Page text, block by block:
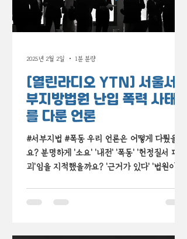
[열린라디오 YTN] 서울서
부지방법원 난입 폭력 사태
를 다룬 언론
#서부지법 #폭동 우리 언론은 어떻게 다뤘을까
요? 분명하게 '소요' '내전' '폭동' '헌정질서 파
괴'임을 지적했을까요? '근거가 있다' '법원이 잘
2025년 2월 2일 1분 분량